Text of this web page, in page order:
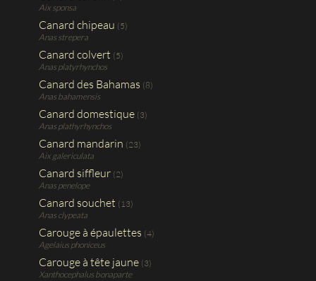
Aix sponsa
Canard chipeau (5)
Anas strepera
Canard colvert (5)
Anas platyrhynchos
Canard des Bahamas (8)
Anas bahamensis
Canard domestique (3)
Anas plathyrhynchos
Canard mandarin (23)
Aix galericulata
Canard siffleur (2)
Anas penelope
Canard souchet (13)
Anas clypeata
Carouge à épaulettes (4)
Agelaius phoniceus
Carouge à tête jaune (3)
Xanthocephalus bonaparte